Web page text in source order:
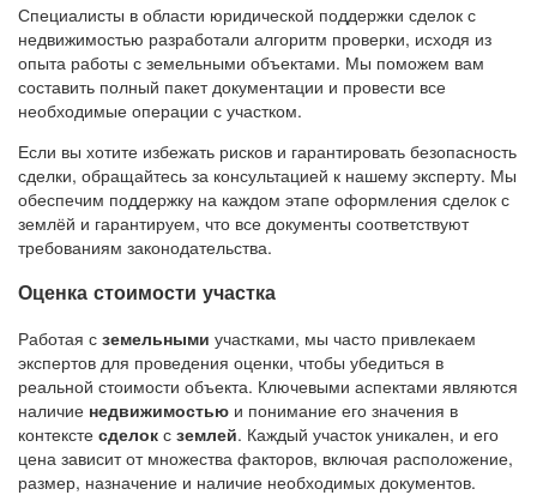
Специалисты в области юридической поддержки сделок с
недвижимостью разработали алгоритм проверки, исходя из
опыта работы с земельными объектами. Мы поможем вам
составить полный пакет документации и провести все
необходимые операции с участком.
Если вы хотите избежать рисков и гарантировать безопасность
сделки, обращайтесь за консультацией к нашему эксперту. Мы
обеспечим поддержку на каждом этапе оформления сделок с
землёй и гарантируем, что все документы соответствуют
требованиям законодательства.
Оценка стоимости участка
Работая с земельными участками, мы часто привлекаем
экспертов для проведения оценки, чтобы убедиться в
реальной стоимости объекта. Ключевыми аспектами являются
наличие недвижимостью и понимание его значения в
контексте сделок с землей. Каждый участок уникален, и его
цена зависит от множества факторов, включая расположение,
размер, назначение и наличие необходимых документов.